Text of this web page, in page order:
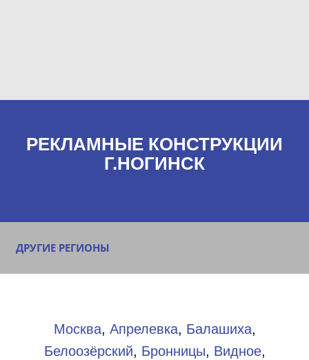
РЕКЛАМНЫЕ КОНСТРУКЦИИ
Г.НОГИНСК
ДРУГИЕ РЕГИОНЫ
Москва, Апрелевка, Балашиха,
Белоозёрский, Бронницы, Видное,